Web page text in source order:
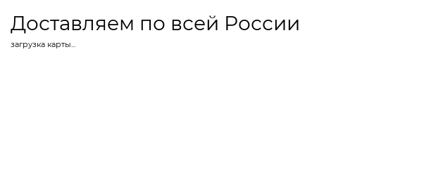
Доставляем по всей России
загрузка карты...